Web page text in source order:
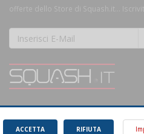
offerte dello Store di Squash.it...
SQUASH.it: Il punto di riferimento
magnifico sport.
Leggi
RIFIUTA
ACCETTA